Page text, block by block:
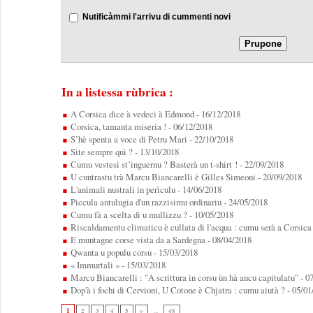
Nutificàmmi l'arrivu di cummenti novi
In a listessa rùbrica :
A Corsica dice à vedeci à Edmond- 16/12/2018
Corsica, tamanta miseria ! - 06/12/2018
S’hè spenta a voce di Petru Mari - 22/10/2018
Site sempre quì ?- 13/10/2018
Cumu vestesi st’inguernu ? Basterà un t-shirt ! - 22/09/2018
U cuntrastu trà Marcu Biancarelli è Gilles Simeoni - 20/09/2018
L'animali nustrali in perìculu- 14/06/2018
Piccula antulugia d'un razzisimu ordinariu- 24/05/2018
Cumu fà a scelta di u mullizzu ?- 10/05/2018
Riscaldamentu climaticu è cullata di l'acqua : cumu serà a Corsica
E muntagne corse vista da a Sardegna- 08/04/2018
Qwanta u populu corsu- 15/03/2018
« Immurtali »- 15/03/2018
Marcu Biancarelli : "A scrittura in corsu ùn hà ancu capitulatu"-
Dop'à i fochi di Cervioni, U Cotone è Chjatra : cumu aiutà ?- 05/
1 2 3 4 5 » ... 48